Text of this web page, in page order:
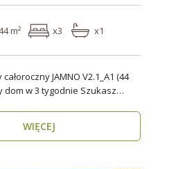
m² x3 x1
JAMNO V2.1_A1 (44
w 3 tygodnie Szukasz
WIĘCEJ